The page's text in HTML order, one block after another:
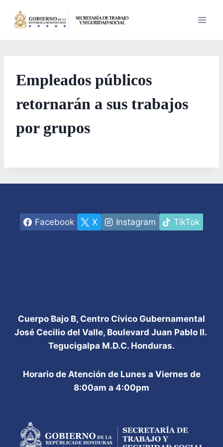
Empleados públicos
retornarán a sus trabajos
por grupos
Facebook X Instagram TikTok
Cuerpo Bajo B, Centro Cívico Gubernamental
José Cecilio del Valle, Boulevard Juan Pablo II.
Tegucigalpa M.D.C. Honduras.
Horario de Atención de Lunes a Viernes de
8:00am a 4:00pm